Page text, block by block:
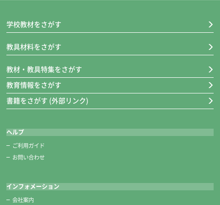
■キャップ装着時の長さ 約118㎜
クリアキャップ付き。
学校教材をさがす
教具材料をさがす
教材・教具特集をさがす
教育情報をさがす
書籍をさがす (外部リンク)
ヘルプ
ご利用ガイド
お問い合わせ
インフォメーション
会社案内